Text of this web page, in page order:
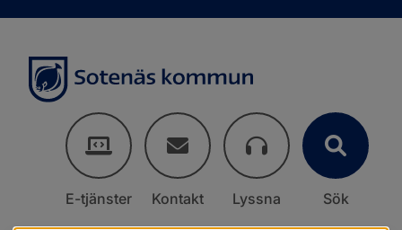
E-tjänster Kontakt Lyssna Sök